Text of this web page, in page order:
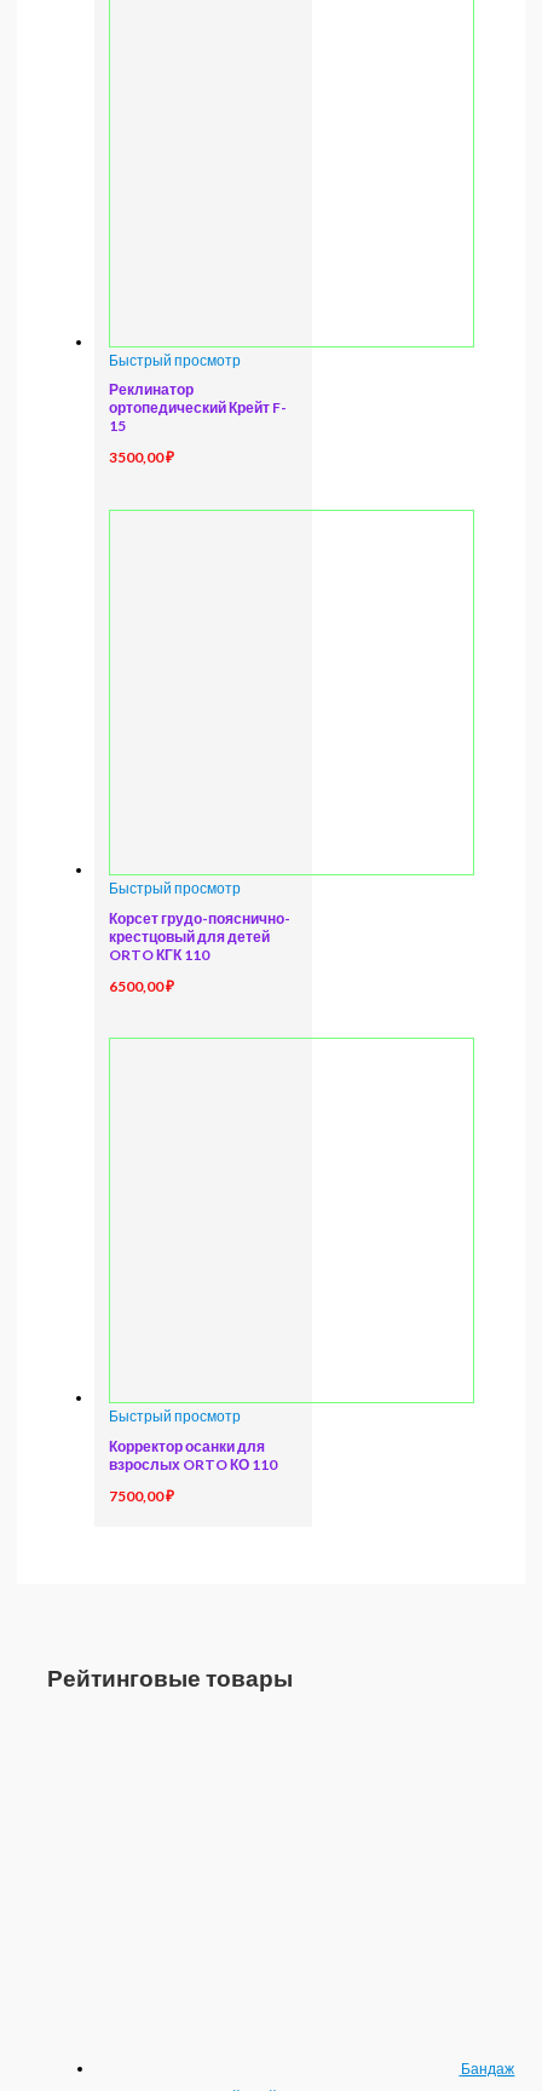
Быстрый просмотр
Реклинатор
ортопедический Крейт F-
15
3500,00₽
Быстрый просмотр
Корсет грудо-пояснично-
крестцовый для детей
ORTO КГК 110
6500,00₽
Быстрый просмотр
Корректор осанки для
взрослых ORTO КО 110
7500,00₽
Рейтинговые товары
Бандаж